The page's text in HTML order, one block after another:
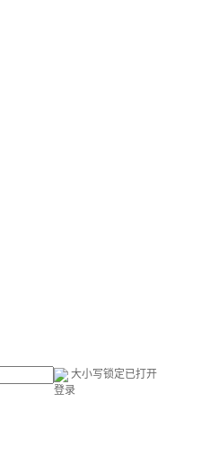
大小写锁定已打开
登录